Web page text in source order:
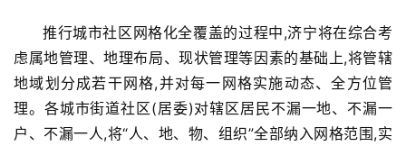
推行城市社区网格化全覆盖的过程中,济宁将在综合考
虑属地管理、地理布局、现状管理等因素的基础上,将管辖
地域划分成若干网格,并对每一网格实施动态、全方位管
理。各城市街道社区(居委)对辖区居民不漏一地、不漏一
户、不漏一人,将“人、地、物、组织”全部纳入网格范围,实